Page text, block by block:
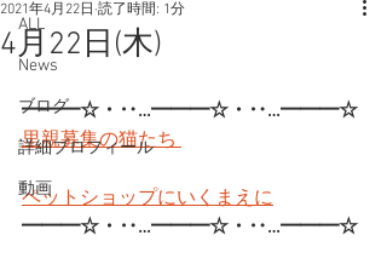
ALL
News
ブログ
詳細プロフィール
動画
4月22日(木)
2021年4月22日 読了時間: 1分
━━━☆・‥…━━━☆・‥…━━━☆
里親募集の猫たち
ペットショップにいくまえに
━━━☆・‥…━━━☆・‥…━━━☆